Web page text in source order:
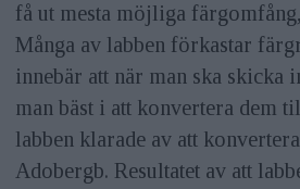
få ut mesta möjliga
Många av labben förkastar
innebär att när man ska skicka
man bäst i att konvertera dem
labben klarade av att
Adobergb. Resultatet av att